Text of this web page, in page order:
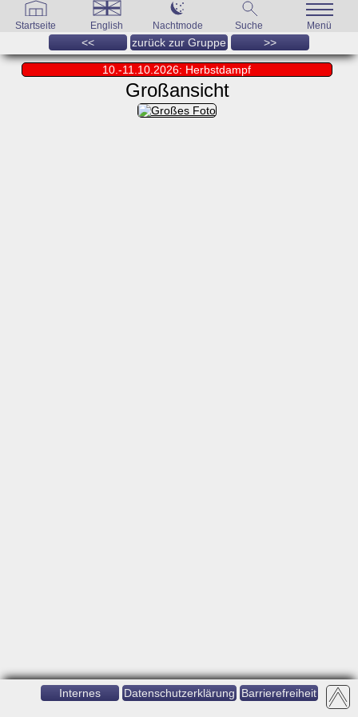
Startseite English Nachtmode Suche Menü
<< zurück zur Gruppe >>
10.-11.10.2026: Herbstdampf
Großansicht
Internes Datenschutzerklärung Barrierefreiheit